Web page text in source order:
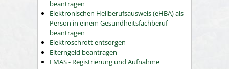
beantragen
Elektronischen Heilberufsausweis (eHBA) als
Person in einem Gesundheitsfachberuf
beantragen
Elektroschrott entsorgen
Elterngeld beantragen
EMAS - Registrierung und Aufnahme